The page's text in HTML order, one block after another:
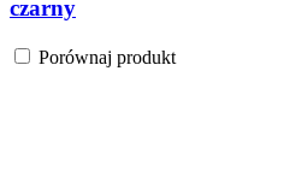
czarny
Porównaj produkt